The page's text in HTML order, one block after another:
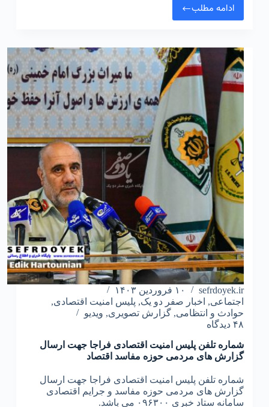
ادامه مطلب
انسداد
فضای
مجازی
با
شناسایی
و
کنترل
پلیس
امنیت
اقتصادی
فراجا
sefrdoyek.ir
۱۰ فروردین ۱۴۰۳
اجتماعی, اخبار صفر دو یک, پلیس امنیت اقتصادی,
حوادث و انتظامی, گزارش تصویری, ویدیو
۴۸ دیدگاه
شماره تلفن پلیس امنیت اقتصادی فراجا جهت ارسال
گزارش های مردمی حوزه مفاسد اقتصاد
شماره تلفن پلیس امنیت اقتصادی فراجا جهت ارسال
گزارش های مردمی حوزه مفاسد و جرایم اقتصادی
سامانه ستاد خبری ۰۹۶۳۰۰ می باشد.